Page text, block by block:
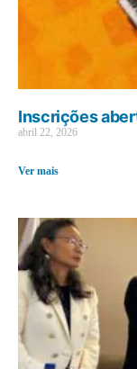
Inscrições
abril 22, 2026
Ver mais